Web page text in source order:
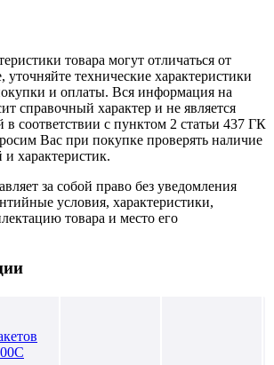
товара могут отличаться от
уточняйте технические характеристики
и оплаты. Вся информация на
справочный характер и не является
соответствии с пунктом 2 статьи 437 ГК
Вас при покупке проверять наличие
характеристик.
за собой право без уведомления
условия, характеристики,
товара и место его